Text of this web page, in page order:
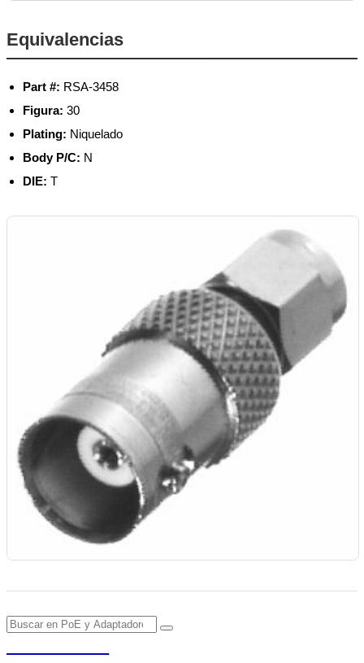
Equivalencias
Part #: RSA-3458
Figura: 30
Plating: Niquelado
Body P/C: N
DIE: T